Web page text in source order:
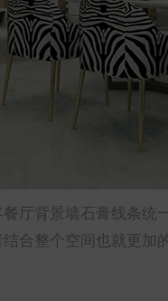
厅背景墙石膏线条
合整个空间也就更加